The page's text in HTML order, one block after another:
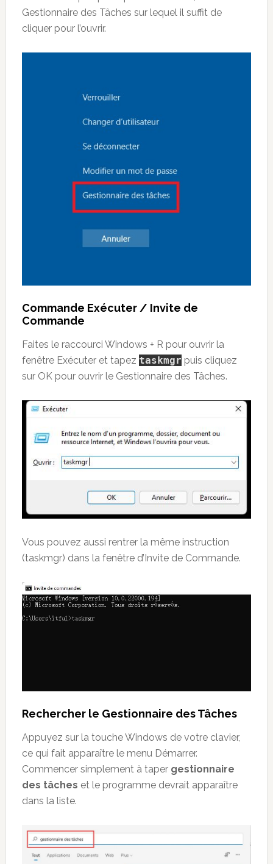
Gestionnaire des Tâches sur lequel il suffit de
cliquer pour l’ouvrir.
Commande Exécuter / Invite de
Commande
Faites le raccourci Windows + R pour ouvrir la
fenêtre Exécuter et tapez taskmgr puis cliquez
sur OK pour ouvrir le Gestionnaire des Tâches.
Vous pouvez aussi rentrer la même instruction
(taskmgr) dans la fenêtre d’Invite de Commande.
Rechercher le Gestionnaire des Tâches
Appuyez sur la touche Windows de votre clavier,
ce qui fait apparaître le menu Démarrer.
Commencer simplement à taper gestionnaire
des tâches et le programme devrait apparaître
dans la liste.